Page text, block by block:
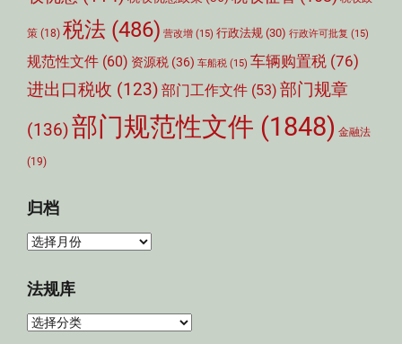
策 (18) 税法 (486) 营改增 (15) 行政法规 (30) 行政许可批复 (15)
规范性文件 (60) 资源税 (36) 车船税 (15) 车辆购置税 (76)
进出口税收 (123) 部门工作文件 (53) 部门规章
(136)部门规范性文件 (1848) 金融法
(19)
归档
归
法规库
法